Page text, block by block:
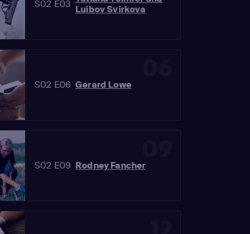
S02 E03 Luibov Svirkova
S02 E06 Gerard Lowe
S02 E09 Rodney Fancher